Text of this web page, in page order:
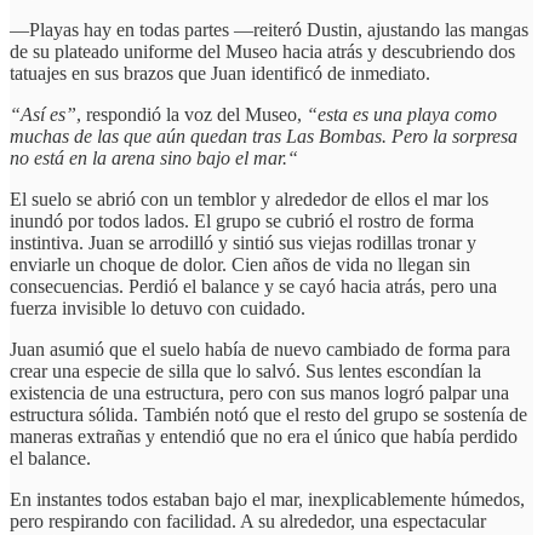
—Playas hay en todas partes —reiteró Dustin, ajustando las mangas
de su plateado uniforme del Museo hacia atrás y descubriendo dos
tatuajes en sus brazos que Juan identificó de inmediato.
“Así es”, respondió la voz del Museo, “esta es una playa como
muchas de las que aún quedan tras Las Bombas. Pero la sorpresa
no está en la arena sino bajo el mar.“
El suelo se abrió con un temblor y alrededor de ellos el mar los
inundó por todos lados. El grupo se cubrió el rostro de forma
instintiva. Juan se arrodilló y sintió sus viejas rodillas tronar y
enviarle un choque de dolor. Cien años de vida no llegan sin
consecuencias. Perdió el balance y se cayó hacia atrás, pero una
fuerza invisible lo detuvo con cuidado.
Juan asumió que el suelo había de nuevo cambiado de forma para
crear una especie de silla que lo salvó. Sus lentes escondían la
existencia de una estructura, pero con sus manos logró palpar una
estructura sólida. También notó que el resto del grupo se sostenía de
maneras extrañas y entendió que no era el único que había perdido
el balance.
En instantes todos estaban bajo el mar, inexplicablemente húmedos,
pero respirando con facilidad. A su alrededor, una espectacular